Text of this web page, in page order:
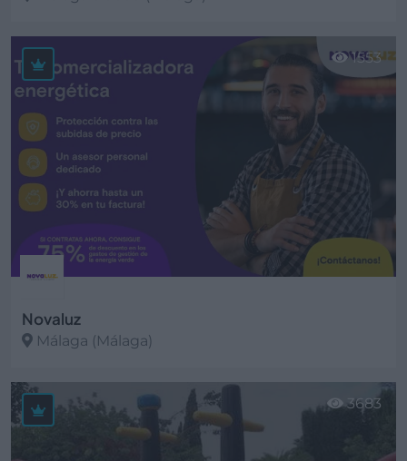
Ver más
Novaluz
Málaga (Málaga)
Ver más
1553
3683